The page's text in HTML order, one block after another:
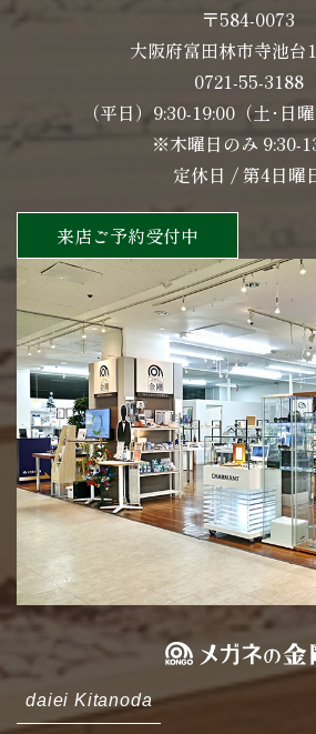
〒584-0073
大阪府富田林市寺池台
0721-55-3188
（平日）9:30-19:00（土･日
※木曜日のみ 9:30-
定休日 / 第4日曜
来店ご予約受付中
daiei Kitanoda